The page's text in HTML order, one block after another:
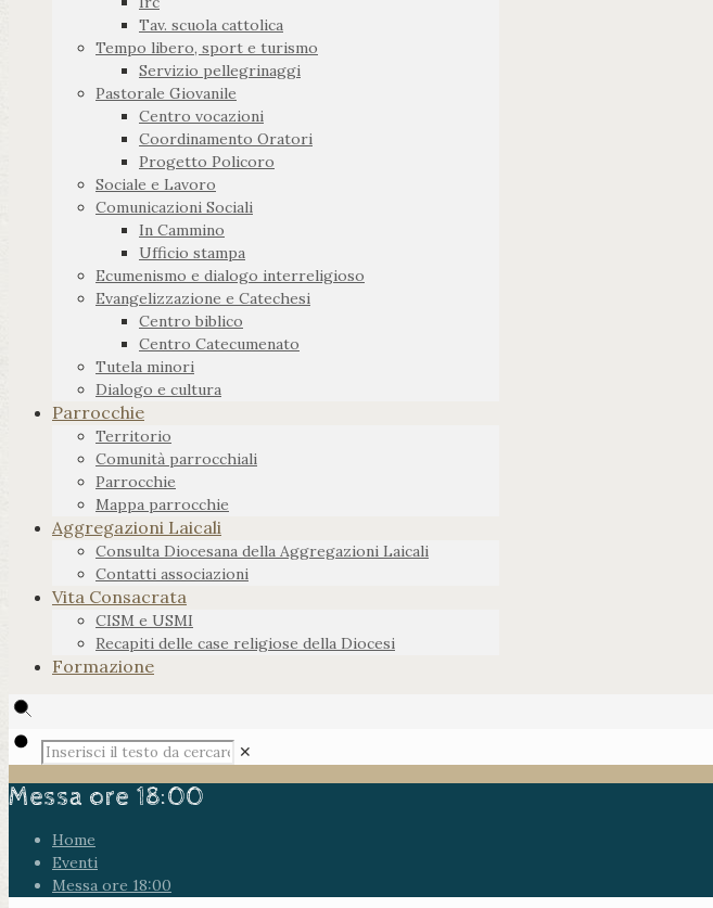
Tav. scuola cattolica
Tempo libero, sport e turismo
Servizio pellegrinaggi
Pastorale Giovanile
Centro vocazioni
Coordinamento Oratori
Progetto Policoro
Sociale e Lavoro
Comunicazioni Sociali
In Cammino
Ufficio stampa
Ecumenismo e dialogo interreligioso
Evangelizzazione e Catechesi
Centro biblico
Centro Catecumenato
Tutela minori
Dialogo e cultura
Parrocchie
Territorio
Comunità parrocchiali
Parrocchie
Mappa parrocchie
Aggregazioni Laicali
Consulta Diocesana della Aggregazioni Laicali
Contatti associazioni
Vita Consacrata
CISM e USMI
Recapiti delle case religiose della Diocesi
Formazione
✕
Messa ore 18:00
Home
Eventi
Messa ore 18:00